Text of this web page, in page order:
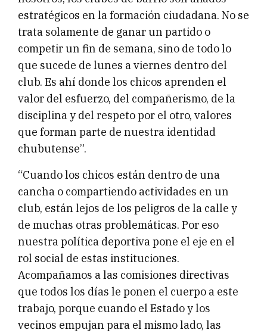
estratégicos en la formación ciudadana. No se
trata solamente de ganar un partido o
competir un fin de semana, sino de todo lo
que sucede de lunes a viernes dentro del
club. Es ahí donde los chicos aprenden el
valor del esfuerzo, del compañerismo, de la
disciplina y del respeto por el otro, valores
que forman parte de nuestra identidad
chubutense”.
“Cuando los chicos están dentro de una
cancha o compartiendo actividades en un
club, están lejos de los peligros de la calle y
de muchas otras problemáticas. Por eso
nuestra política deportiva pone el eje en el
rol social de estas instituciones.
Acompañamos a las comisiones directivas
que todos los días le ponen el cuerpo a este
trabajo, porque cuando el Estado y los
vecinos empujan para el mismo lado, las